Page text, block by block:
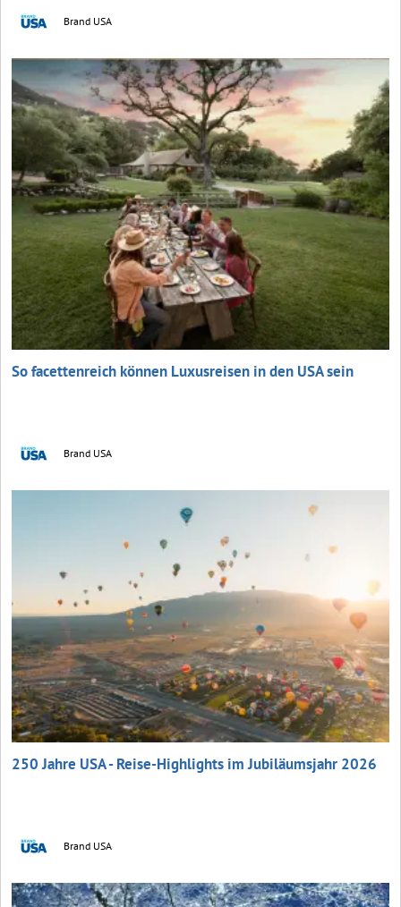
Brand USA
So facettenreich können Luxusreisen in den USA sein
Brand USA
250 Jahre USA - Reise-Highlights im Jubiläumsjahr 2026
Brand USA